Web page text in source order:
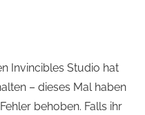
Invincibles Studio hat
– dieses Mal haben
behoben. Falls ihr